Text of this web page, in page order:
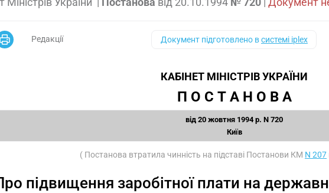
Редакції Документ підготовлено всистемі iplex
КАБІНЕТ МІНІСТРІВ УКРАЇНИ
П О С Т А Н О В А
від 20 жовтня 1994 р. N 720
Київ
( Постанова втратила чинність на підставі Постанови КМ N 207
підвищення заробітної плати на